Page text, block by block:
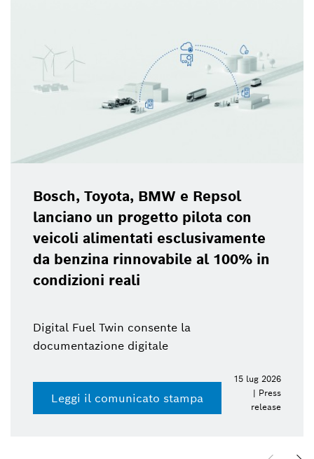
Bosch, Toyota, BMW e Repsol
lanciano un progetto pilota con
veicoli alimentati esclusivamente
da benzina rinnovabile al 100% in
condizioni reali
Digital Fuel Twin consente la
documentazione digitale
Leggi il comunicato stampa
15 lug 2026
| Press
release